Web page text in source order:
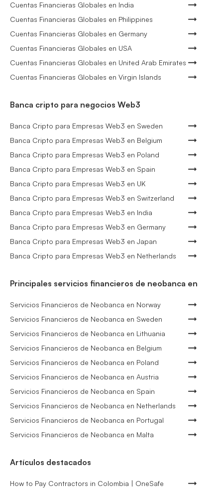
Cuentas Financieras Globales en India
Cuentas Financieras Globales en Philippines
Cuentas Financieras Globales en Germany
Cuentas Financieras Globales en USA
Cuentas Financieras Globales en United Arab Emirates
Cuentas Financieras Globales en Virgin Islands
Banca cripto para negocios Web3
Banca Cripto para Empresas Web3 en Sweden
Banca Cripto para Empresas Web3 en Belgium
Banca Cripto para Empresas Web3 en Poland
Banca Cripto para Empresas Web3 en Spain
Banca Cripto para Empresas Web3 en UK
Banca Cripto para Empresas Web3 en Switzerland
Banca Cripto para Empresas Web3 en India
Banca Cripto para Empresas Web3 en Germany
Banca Cripto para Empresas Web3 en Japan
Banca Cripto para Empresas Web3 en Netherlands
Principales servicios financieros de neobanca en
Servicios Financieros de Neobanca en Norway
Servicios Financieros de Neobanca en Sweden
Servicios Financieros de Neobanca en Lithuania
Servicios Financieros de Neobanca en Belgium
Servicios Financieros de Neobanca en Poland
Servicios Financieros de Neobanca en Austria
Servicios Financieros de Neobanca en Spain
Servicios Financieros de Neobanca en Netherlands
Servicios Financieros de Neobanca en Portugal
Servicios Financieros de Neobanca en Malta
Artículos destacados
How to Pay Contractors in Colombia | OneSafe